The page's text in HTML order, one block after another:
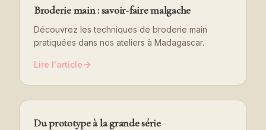
Broderie main : savoir-faire malgache
Découvrez les techniques de broderie main
pratiquées dans nos ateliers à Madagascar.
Lire l'article
Du prototype à la grande série